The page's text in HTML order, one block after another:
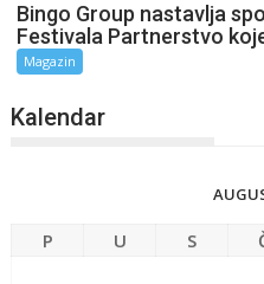
Bingo Group nastavlja
Festivala Partnerstvo
Magazin
Kalendar
P U S